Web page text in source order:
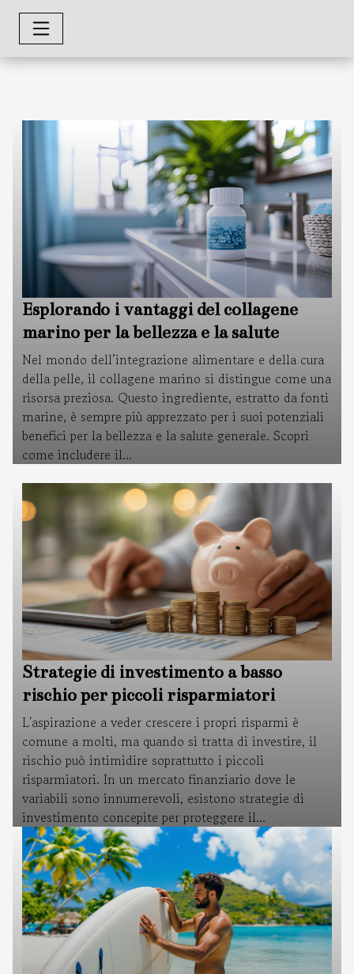
Esplorando i vantaggi del collagene
marino per la bellezza e la salute
Nel mondo dell’integrazione alimentare e della cura
della pelle, il collagene marino si distingue come una
risorsa preziosa. Questo ingrediente, estratto da fonti
marine, è sempre più apprezzato per i suoi potenziali
benefici per la bellezza e la salute generale. Scopri
come includere il...
Strategie di investimento a basso
rischio per piccoli risparmiatori
L'aspirazione a veder crescere i propri risparmi è
comune a molti, ma quando si tratta di investire, il
rischio può intimidire soprattutto i piccoli
risparmiatori. In un mercato finanziario dove le
variabili sono innumerevoli, esistono strategie di
investimento concepite per proteggere il...